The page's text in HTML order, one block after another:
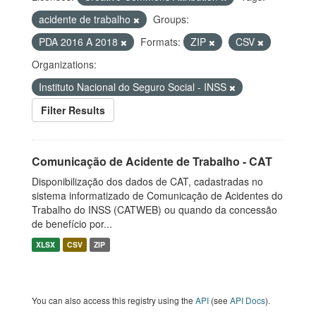
acidente de trabalho
Groups:
PDA 2016 A 2018
Formats: ZIP
CSV
Organizations:
Instituto Nacional do Seguro Social - INSS
Filter Results
Comunicação de Acidente de Trabalho - CAT
Disponibilização dos dados de CAT, cadastradas no
sistema informatizado de Comunicação de Acidentes do
Trabalho do INSS (CATWEB) ou quando da concessão
de benefício por...
XLSX CSV ZIP
You can also access this registry using the API (see API Docs).